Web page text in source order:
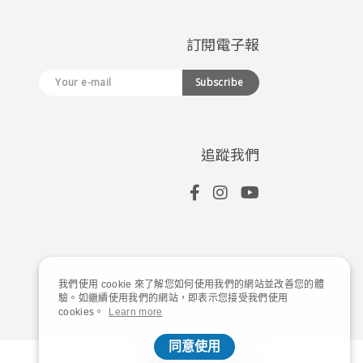
我們使用 cookie 來了解您如何使用我們的網站並改善您的體
驗。如繼續使用我們的網站，即表示您接受我們使用
cookies。
Learn more
同意使用
訂閱電子報
Subscribe
追蹤我們